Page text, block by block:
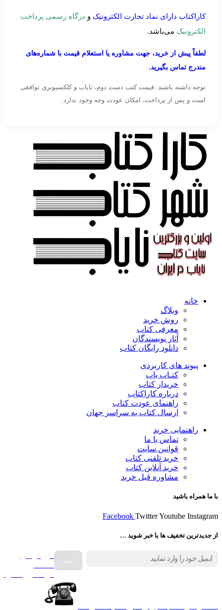
کاراکتاب دارای نماد تجارت الکترونیک و درگاه رسمی پرداخت
الکترونیک می‌باشد.
لطفاً پیش از خرید، جهت مشاوره یا استعلام قیمت با شماره‌های
مندرج تماس بگیرید.
توجه داشته باشید: قیمت کتب دست دوم، نایاب و کلکسیونری توافقی
است و پس از پرداخت، امکان عودت وجه وجود ندارد.
خانه
وبلاگ
روش خرید
معرفی کتاب
آثار نویسندگان
دانلود رایگان کتاب
پیوند های کاربردی
کتـاب یاب
خریدار کتاب
درباره کاراکتاب
راهنمای عودت کتاب
ارسال کتاب به سراسر جهان
راهنمایی خرید
تماس با ما
قوانین سایت
خرید تلفنی کتاب
خرید آنلاین کتاب
مشاوره قبل خرید
با ما همراه باشید
Facebook TwitterYoutube Instagram
از جدیدترین تخفیف ها با خبر شوید …
فروش انواع